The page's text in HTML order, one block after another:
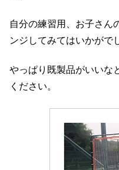
自分の練習用、お子さん
ンジしてみてはいかがで
やっぱり既製品がいいな
ください。